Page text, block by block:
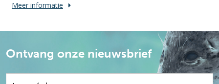
Meer informatie
Ontvang onze nieuwsbrief